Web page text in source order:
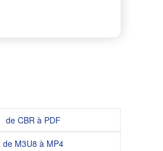
de CBR à PDF
de M3U8 à MP4